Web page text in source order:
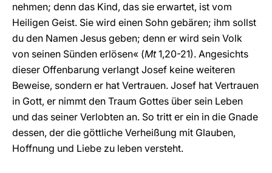
nehmen; denn das Kind, das sie erwartet, ist vom
Heiligen Geist. Sie wird einen Sohn gebären; ihm sollst
du den Namen Jesus geben; denn er wird sein Volk
von seinen Sünden erlösen« (Mt1,20-21). Angesichts
dieser Offenbarung verlangt Josef keine weiteren
Beweise, sondern er hat Vertrauen. Josef hat Vertrauen
in Gott, er nimmt den Traum Gottes über sein Leben
und das seiner Verlobten an. So tritt er ein in die Gnade
dessen, der die göttliche Verheißung mit Glauben,
Hoffnung und Liebe zu leben versteht.